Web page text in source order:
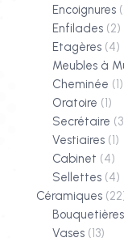
Encoignures
Enfilades (2)
Etagères (4)
Meubles à
Cheminée (1)
Oratoire (1)
Secrétaire
Vestiaires (1)
Cabinet (4)
Sellettes (4)
Céramiques
Bouquetières
Vases (13)